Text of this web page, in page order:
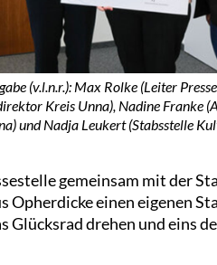
(v.l.n.r.): Max Rolke (Leiter
Kreis Unna), Nadine Franke
und Nadja Leukert (Stabsstelle
gemeinsam mit der
einen eigenen
Glücksrad drehen und eins